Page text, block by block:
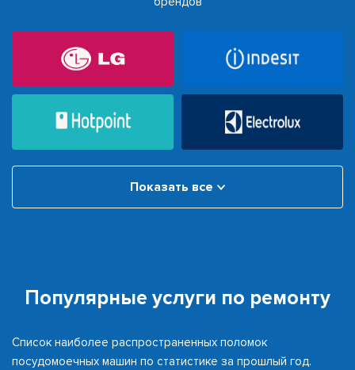
Показать все
Популярные услуги по ремонту
Список наиболее распространенных поломок
посудомоечных машин по статистике за прошлый год.